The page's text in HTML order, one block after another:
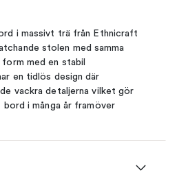
i massivt trä från Ethnicraft
stolen med samma
med en stabil
en tidlös design där
vackra detaljerna vilket gör
i många år framöver